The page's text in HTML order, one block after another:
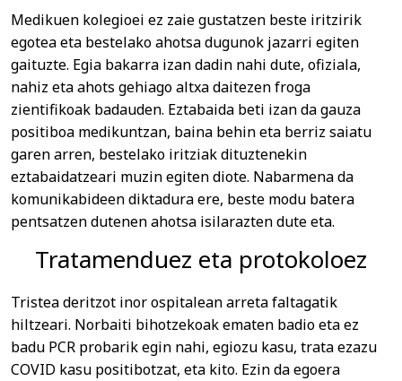
Medikuen kolegioei ez zaie gustatzen beste iritzirik
egotea eta bestelako ahotsa dugunok jazarri egiten
gaituzte. Egia bakarra izan dadin nahi dute, ofiziala,
nahiz eta ahots gehiago altxa daitezen froga
zientifikoak badauden. Eztabaida beti izan da gauza
positiboa medikuntzan, baina behin eta berriz saiatu
garen arren, bestelako iritziak dituztenekin
eztabaidatzeari muzin egiten diote. Nabarmena da
komunikabideen diktadura ere, beste modu batera
pentsatzen dutenen ahotsa isilarazten dute eta.
Tratamenduez eta protokoloez
Tristea deritzot inor ospitalean arreta faltagatik
hiltzeari. Norbaiti bihotzekoak ematen badio eta ez
badu PCR probarik egin nahi, egiozu kasu, trata ezazu
COVID kasu positibotzat, eta kito. Ezin da egoera